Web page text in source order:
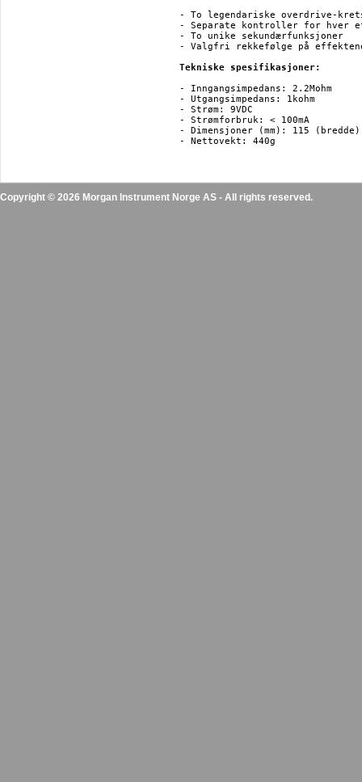
- To legendariske overdrive-
- Separate kontroller for hver
- To unike sekundærfunksjoner
- Valgfri rekkefølge på
Tekniske spesifikasjoner:
- Inngangsimpedans: 2.2Mohm
- Utgangsimpedans: 1kohm
- Strøm: 9VDC
- Strømforbruk: < 100mA
- Dimensjoner (mm): 115
Copyright © 2026 Morgan Instrument Norge AS - All rights reserved.